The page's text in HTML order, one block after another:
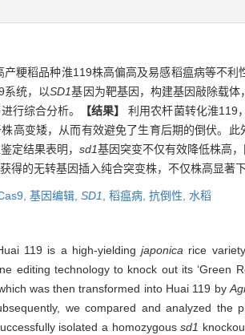
产粳稻品种淮119株高偏高及易感稻瘟病等不
系统，以SD1基因为靶基因，构建基因敲除载
行综合分析。
【结果】
利用农杆菌转化淮119
高变矮，从而有效避免了生育后期的倒伏。
定结果表明， sd1基因突变不仅有效降低株高
得的无转基因插入纯合突变株，不仅株高显著
基因编辑, SD1, 稻瘟病, 抗倒性, 水稻
119 is a high-yielding japonica rice
editing technology to knock out its ‘Green
was then transformed into Huai 119 by
we compared and analyzed
isolated a homozygoussd1